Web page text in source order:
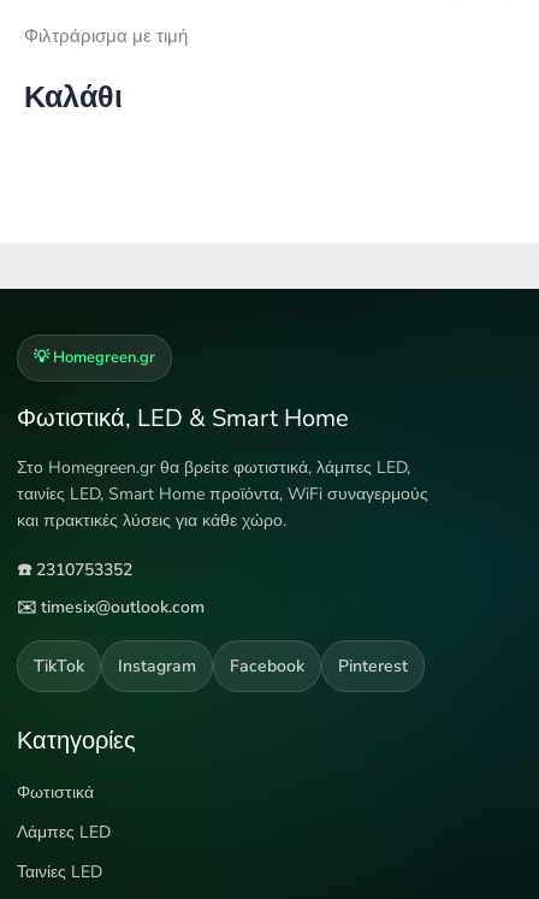
Φιλτράρισμα με τιμή
Καλάθι
💡 Homegreen.gr
Φωτιστικά, LED & Smart Home
Στο Homegreen.gr θα βρείτε φωτιστικά, λάμπες LED,
ταινίες LED, Smart Home προϊόντα, WiFi συναγερμούς
και πρακτικές λύσεις για κάθε χώρο.
☎️ 2310753352
✉️ timesix@outlook.com
TikTok Instagram Facebook Pinterest
Κατηγορίες
Φωτιστικά
Λάμπες LED
Ταινίες LED